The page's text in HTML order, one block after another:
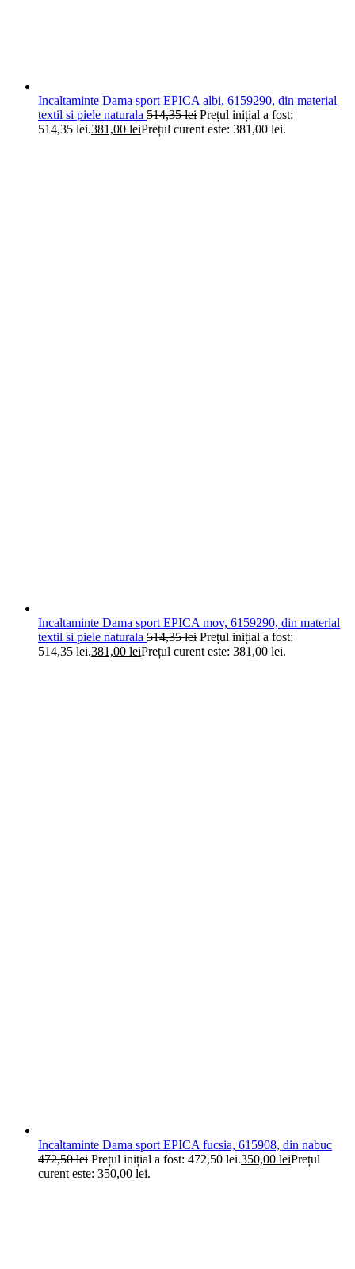
Incaltaminte Dama sport EPICA albi, 6159290, din material
textil si piele naturala 514,35lei Prețul inițial a fost:
514,35 lei.381,00 leiPrețul curent este: 381,00 lei.
Incaltaminte Dama sport EPICA mov, 6159290, din material
textil si piele naturala 514,35lei Prețul inițial a fost:
514,35 lei.381,00 leiPrețul curent este: 381,00 lei.
Incaltaminte Dama sport EPICA fucsia, 615908, din nabuc
472,50lei Prețul inițial a fost: 472,50 lei.350,00 leiPrețul
curent este: 350,00 lei.